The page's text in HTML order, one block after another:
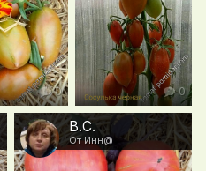
0 0
В.С.
От Инн@